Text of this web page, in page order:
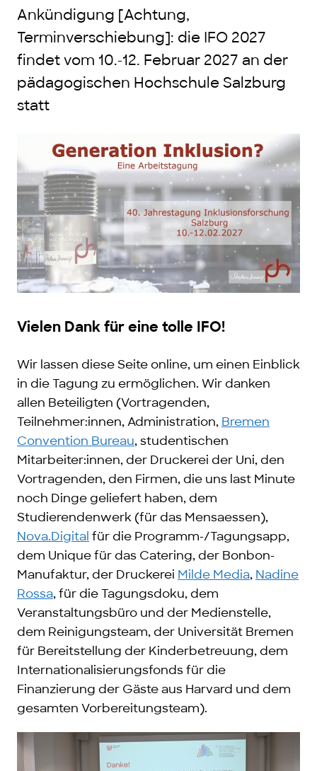
Ankündigung [Achtung,
Terminverschiebung]: die IFO 2027
findet vom 10.-12. Februar 2027 an der
pädagogischen Hochschule Salzburg
statt
Vielen Dank für eine tolle IFO!
Wir lassen diese Seite online, um einen Einblick
in die Tagung zu ermöglichen. Wir danken
allen Beteiligten (Vortragenden,
Teilnehmer:innen, Administration, Bremen
Convention Bureau, studentischen
Mitarbeiter:innen, der Druckerei der Uni, den
Vortragenden, den Firmen, die uns last Minute
noch Dinge geliefert haben, dem
Studierendenwerk (für das Mensaessen),
Nova.Digital für die Programm-/Tagungsapp,
dem Unique für das Catering, der Bonbon-
Manufaktur, der Druckerei Milde Media, Nadine
Rossa, für die Tagungsdoku, dem
Veranstaltungsbüro und der Medienstelle,
dem Reinigungsteam, der Universität Bremen
für Bereitstellung der Kinderbetreuung, dem
Internationalisierungsfonds für die
Finanzierung der Gäste aus Harvard und dem
gesamten Vorbereitungsteam).